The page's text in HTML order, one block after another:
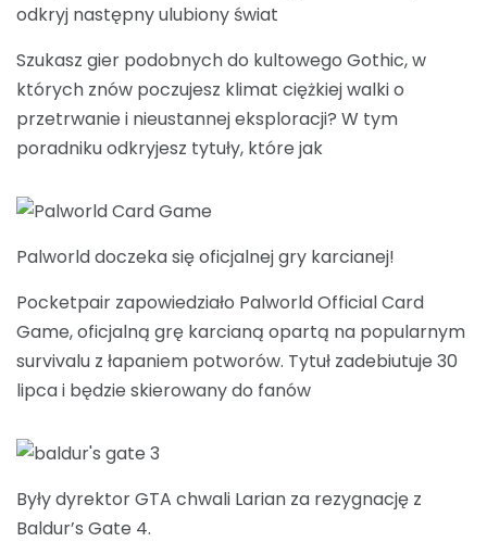
odkryj następny ulubiony świat
Szukasz gier podobnych do kultowego Gothic, w
których znów poczujesz klimat ciężkiej walki o
przetrwanie i nieustannej eksploracji? W tym
poradniku odkryjesz tytuły, które jak
Palworld doczeka się oficjalnej gry karcianej!
Pocketpair zapowiedziało Palworld Official Card
Game, oficjalną grę karcianą opartą na popularnym
survivalu z łapaniem potworów. Tytuł zadebiutuje 30
lipca i będzie skierowany do fanów
Były dyrektor GTA chwali Larian za rezygnację z
Baldur’s Gate 4.